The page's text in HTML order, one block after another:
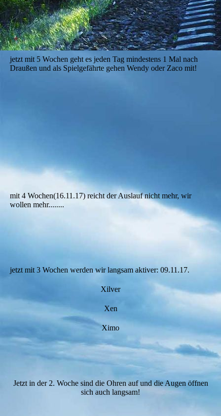
jetzt mit 5 Wochen geht es jeden Tag mindestens 1 Mal nach
Draußen und als Spielgefährte gehen Wendy oder Zaco mit!
mit 4 Wochen(16.11.17) reicht der Auslauf nicht mehr, wir
wollen mehr........
jetzt mit 3 Wochen werden wir langsam aktiver: 09.11.17.
Xilver
Xen
Ximo
Jetzt in der 2. Woche sind die Ohren auf und die Augen öffnen
sich auch langsam!